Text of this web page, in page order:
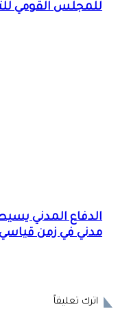
للمجلس القومي
الدفاع المدني
مدني في زمن قياسي
اترك تعليقاً